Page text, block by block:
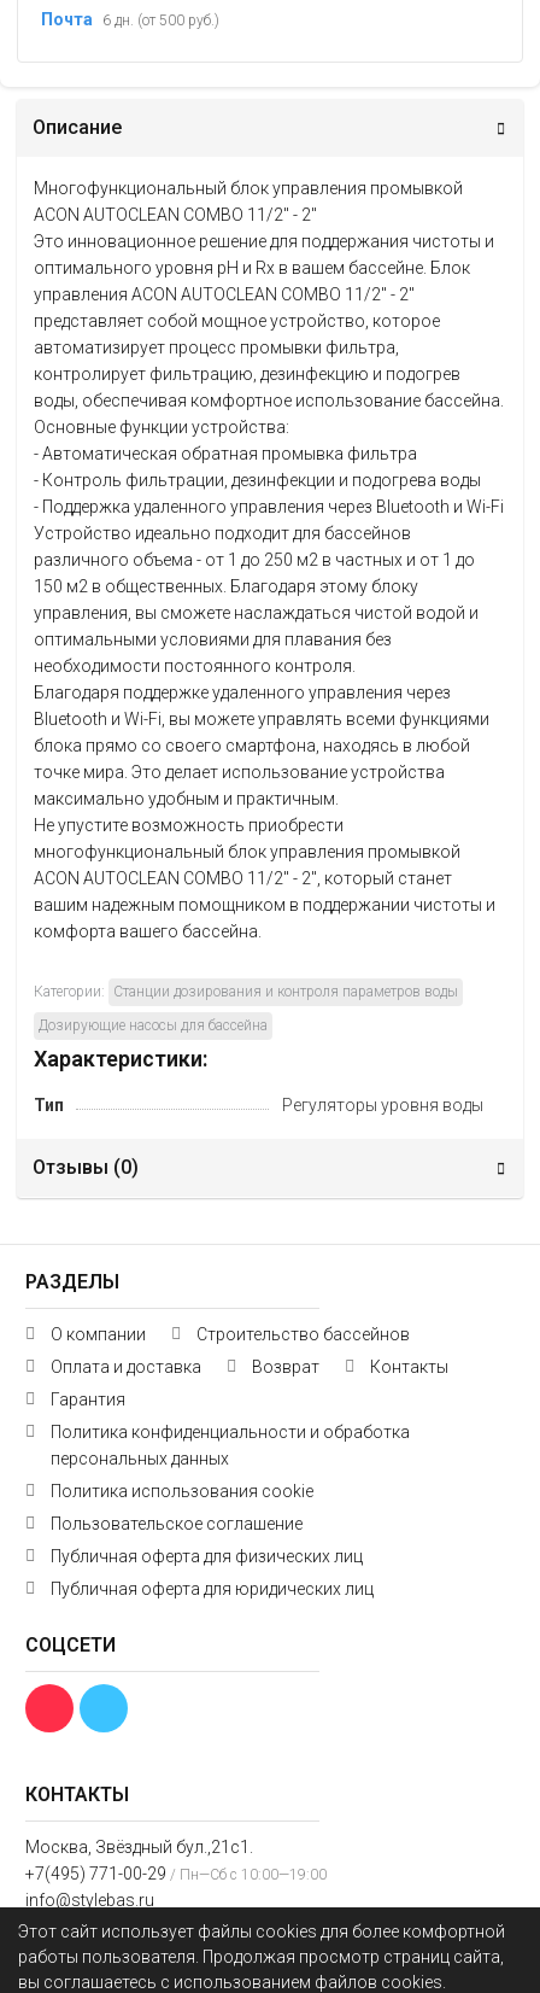
Этот сайт использует файлы cookies для более комфортной
работы пользователя. Продолжая просмотр страниц сайта,
вы соглашаетесь с использованием файлов cookies.
Почта 6 дн. (от 500 руб.)
Описание
Многофункциональный блок управления промывкой
ACON AUTOCLEAN COMBO 11/2" - 2"
Это инновационное решение для поддержания чистоты и
оптимального уровня pH и Rx в вашем бассейне. Блок
управления ACON AUTOCLEAN COMBO 11/2" - 2"
представляет собой мощное устройство, которое
автоматизирует процесс промывки фильтра,
контролирует фильтрацию, дезинфекцию и подогрев
воды, обеспечивая комфортное использование бассейна.
Основные функции устройства:
- Автоматическая обратная промывка фильтра
- Контроль фильтрации, дезинфекции и подогрева воды
- Поддержка удаленного управления через Bluetooth и Wi-Fi
Устройство идеально подходит для бассейнов
различного объема - от 1 до 250 м2 в частных и от 1 до
150 м2 в общественных. Благодаря этому блоку
управления, вы сможете наслаждаться чистой водой и
оптимальными условиями для плавания без
необходимости постоянного контроля.
Благодаря поддержке удаленного управления через
Bluetooth и Wi-Fi, вы можете управлять всеми функциями
блока прямо со своего смартфона, находясь в любой
точке мира. Это делает использование устройства
максимально удобным и практичным.
Не упустите возможность приобрести
многофункциональный блок управления промывкой
ACON AUTOCLEAN COMBO 11/2" - 2", который станет
вашим надежным помощником в поддержании чистоты и
комфорта вашего бассейна.
Категории:
Станции дозирования и контроля параметров воды
Дозирующие насосы для бассейна
Характеристики:
Тип Регуляторы уровня воды
Отзывы (0)
КОНТАКТЫ
Москва, Звёздный бул.,21с1.
+7(495) 771-00-29 / Пн—Сб с 10:00—19:00
info@stylebas.ru
Мы получаем и обрабатываем персональные данные посетителей нашего
официальной политикой. Если вы не даете
РАЗДЕЛЫ
О компании
Строительство бассейнов
Оплата и доставка
Возврат
Контакты
Гарантия
Политика конфиденциальности и обработка
персональных данных
Политика использования cookie
Пользовательское соглашение
Публичная оферта для физических лиц
Публичная оферта для юридических лиц
СОЦСЕТИ